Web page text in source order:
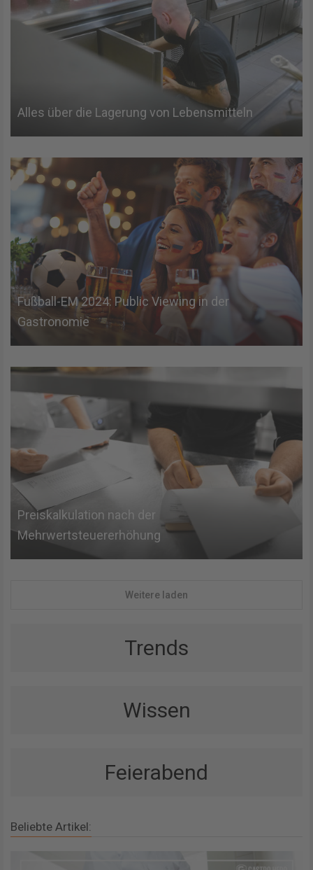
Alles über die Lagerung von Lebensmitteln
Fußball-EM 2024: Public Viewing in der
Gastronomie
Preiskalkulation nach der
Mehrwertsteuererhöhung
Weitere laden
Trends
Wissen
Feierabend
Beliebte Artikel: